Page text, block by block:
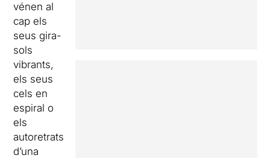
vénen al
cap els
seus gira-
sols
vibrants,
els seus
cels en
espiral o
els
autoretrats
d’una